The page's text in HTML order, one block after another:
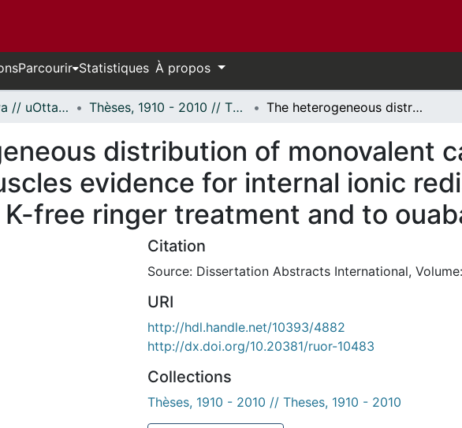
Parcourir Statistiques À propos
Thèses uOttawa // uOttawa Theses Thèses, 1910 - 2010 // Theses, 1910 - 2010 The heterogeneous distribution of monovalent cations in frog sartorius muscles evidence for internal ionic redistribution in response to K-free ringer treatment and to ouabain treatment.
distribution of monovalent
evidence for internal ionic
free ringer treatment and to
Citation
Source: Dissertation Abstracts International,
URI
http://hdl.handle.net/10393/4882
http://dx.doi.org/10.20381/ruor-10483
Collections
Thèses, 1910 - 2010 // Theses, 1910 - 2010